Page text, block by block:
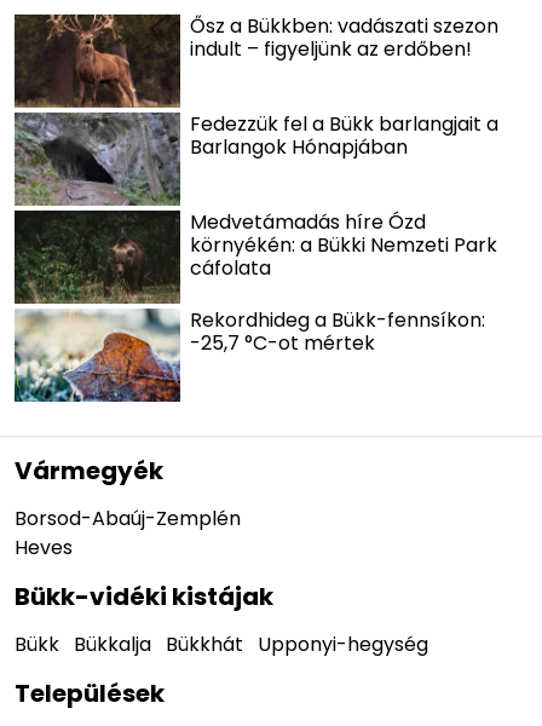
Ősz a Bükkben: vadászati szezon
indult – figyeljünk az erdőben!
Fedezzük fel a Bükk barlangjait a
Barlangok Hónapjában
Medvetámadás híre Ózd
környékén: a Bükki Nemzeti Park
cáfolata
Rekordhideg a Bükk-fennsíkon:
-25,7 °C-ot mértek
Vármegyék
Borsod-Abaúj-Zemplén
Heves
Bükk-vidéki kistájak
Bükk Bükkalja Bükkhát Upponyi-hegység
Települések